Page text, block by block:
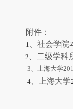
附件：
1 、社会学
2 、二级学
3、上海大学
4
上海大学